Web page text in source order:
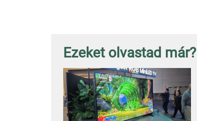
Ezeket olvastad már?